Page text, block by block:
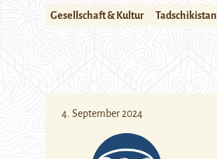
Gesellschaft & Kultur Tadschikistan
4. September 2024